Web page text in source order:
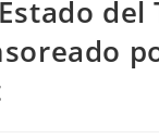
del